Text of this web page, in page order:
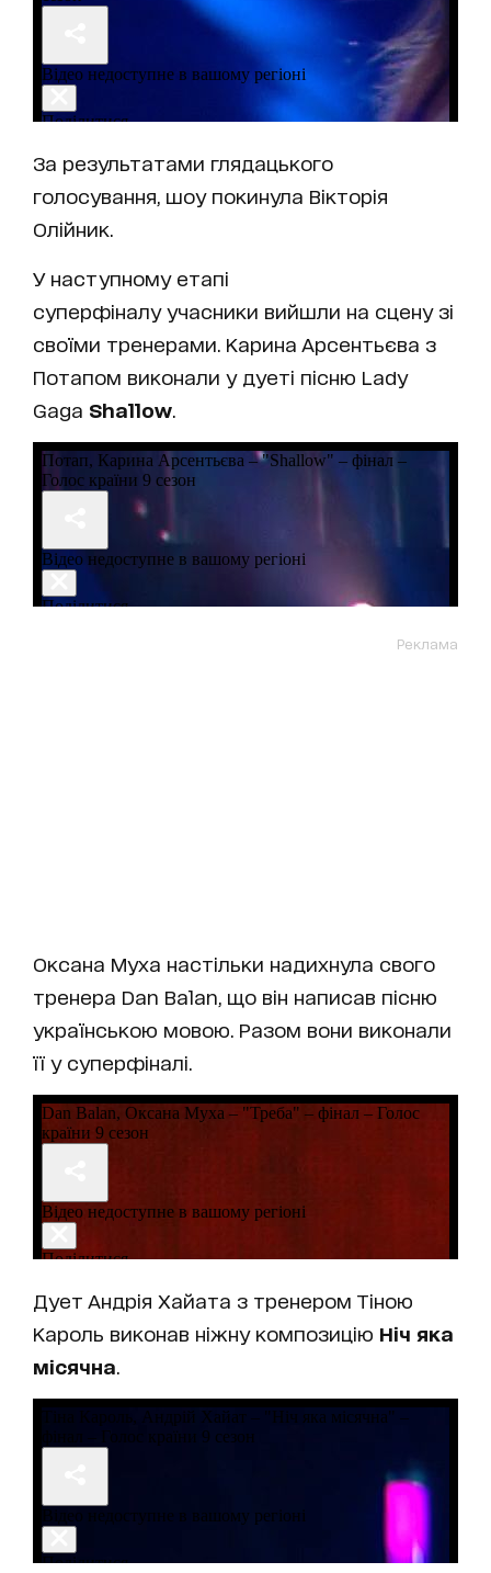
За результатами глядацького
голосування, шоу покинула Вікторія
Олійник.
У наступному етапі
суперфіналу учасники вийшли на сцену зі
своїми тренерами. Карина Арсентьєва з
Потапом виконали у дуеті пісню Lady
Gaga Shallow
Реклама
Оксана Муха настільки надихнула свого
тренера Dan Balan, що він написав пісню
українською мовою. Разом вони виконали
її у суперфіналі.
Дует Андрія Хайата з тренером Тіною
Кароль виконав ніжну композицію Ніч яка
місячна